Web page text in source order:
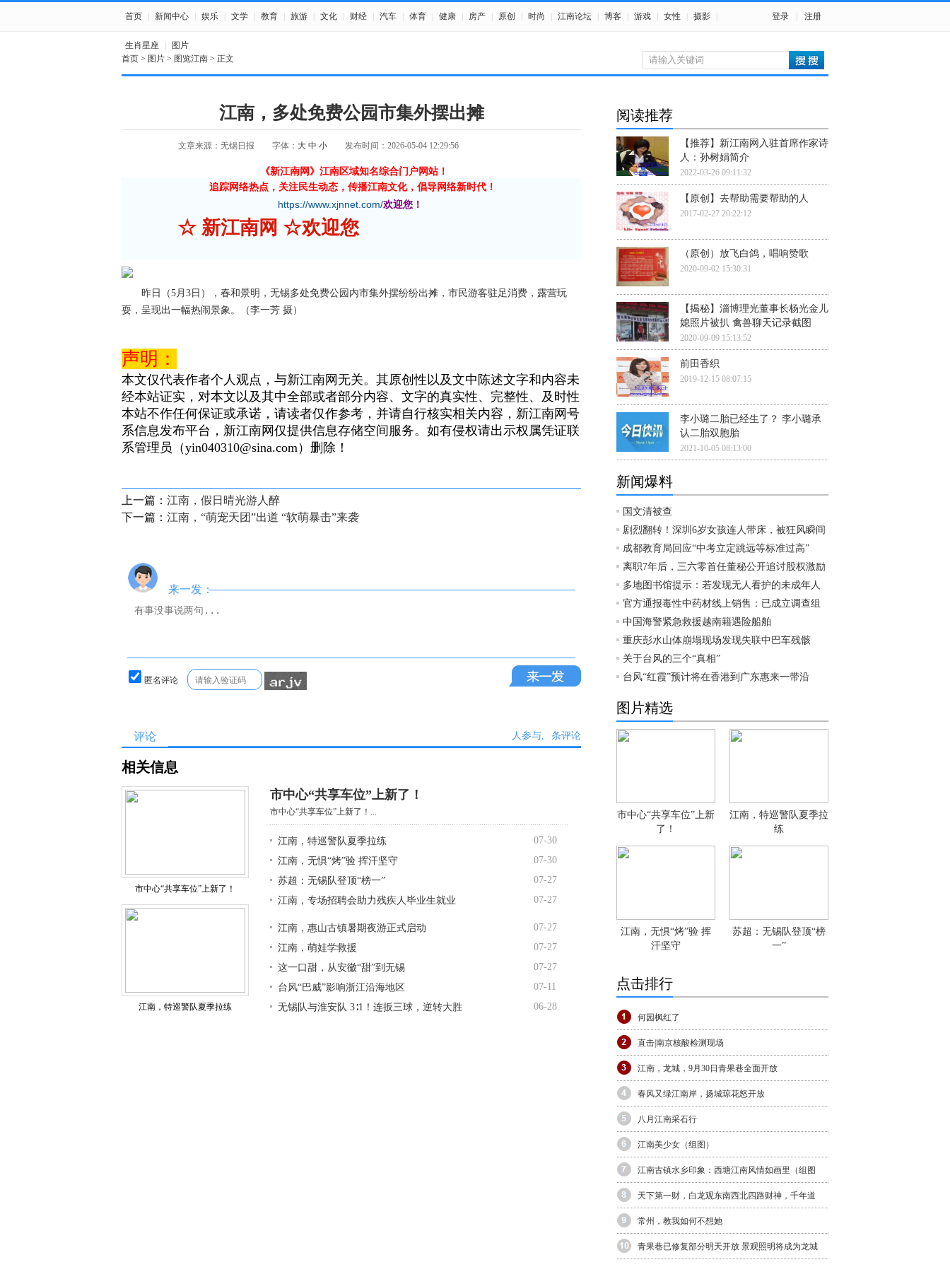
首页 新闻中心 娱乐 文学 教育 旅游 文化 财经 汽车 体育 健康 房产 原创 时尚 江南论坛 博客 游戏 女性 摄影
生肖星座 图片
登录 注册
首页 > 图片 > 图览江南 > 正文
江南，多处免费公园市集外摆出摊
文章来源：无锡日报 字体： 大 中 小 发布时间：2026-05-04 12:29:56
《新江南网》江南区域知名综合门户网站！
追踪网络热点，关注民生动态，传播江南文化，倡导网络新时代！
https://www.xjnnet.com/欢迎您！
☆ 新江南网 ☆欢迎您
昨日（5月3日），春和景明，无锡多处免费公园内市集外摆纷纷出摊，市民游客驻足消费，露营玩
耍，呈现出一幅热闹景象。（李一芳 摄）
声明：
本文仅代表作者个人观点，与新江南网无关。其原创性以及文中陈述文字和内容未
经本站证实，对本文以及其中全部或者部分内容、文字的真实性、完整性、及时性
本站不作任何保证或承诺，请读者仅作参考，并请自行核实相关内容，新江南网号
系信息发布平台，新江南网仅提供信息存储空间服务。如有侵权请出示权属凭证联
系管理员（yin040310@sina.com）删除！
上一篇： 江南，假日晴光游人醉
下一篇： 江南，“萌宠天团”出道 “软萌暴击”来袭
来一发：
匿名评论
评论 人参与, 条评论
相关信息
市中心“共享车位”上新了！
江南，特巡警队夏季拉练
市中心“共享车位”上新了！
市中心“共享车位”上新了！...
江南，特巡警队夏季拉练
07-30
江南，无惧“烤”验 挥汗坚守
07-30
苏超：无锡队登顶“榜一”
07-27
江南，专场招聘会助力残疾人毕业生就业
07-27
江南，惠山古镇暑期夜游正式启动
07-27
江南，萌娃学救援
07-27
这一口甜，从安徽“甜”到无锡
07-27
台风“巴威”影响浙江沿海地区
07-11
无锡队与淮安队 3∶1！连扳三球，逆转大胜
06-28
阅读推荐
【推荐】新江南网入驻首席作家诗
人：孙树娟简介
2022-03-26 09:11:32
【原创】去帮助需要帮助的人
2017-02-27 20:22:12
（原创）放飞白鸽，唱响赞歌
2020-09-02 15:30:31
【揭秘】淄博理光董事长杨光金儿
媳照片被扒 禽兽聊天记录截图
2020-09-09 15:13:52
前田香织
2019-12-15 08:07:15
李小璐二胎已经生了？ 李小璐承
认二胎双胞胎
2021-10-05 08:13:00
新闻爆料
国文清被查
剧烈翻转！深圳6岁女孩连人带床，被狂风瞬间
成都教育局回应“中考立定跳远等标准过高”
离职7年后，三六零首任董秘公开追讨股权激励
多地图书馆提示：若发现无人看护的未成年人
官方通报毒性中药材线上销售：已成立调查组
中国海警紧急救援越南籍遇险船舶
重庆彭水山体崩塌现场发现失联中巴车残骸
关于台风的三个“真相”
台风“红霞”预计将在香港到广东惠来一带沿
图片精选
市中心“共享车位”上新
了！
江南，特巡警队夏季拉
练
江南，无惧“烤”验 挥
汗坚守
苏超：无锡队登顶“榜
一”
点击排行
何园枫红了
直击|南京核酸检测现场
江南，龙城，9月30日青果巷全面开放
春风又绿江南岸，扬城琼花怒开放
八月江南采石行
江南美少女（组图）
江南古镇水乡印象：西塘江南风情如画里（组图
天下第一财，白龙观东南西北四路财神，千年道
常州，教我如何不想她
青果巷已修复部分明天开放 景观照明将成为龙城